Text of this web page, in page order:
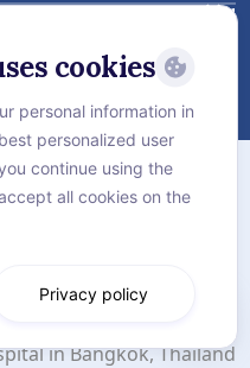
International
Hospital
الخريطة
سياسة الخصوصية
| JCI Accredited
in Bangkok, Thailand
العربية
cookies
personal information in
personalized user
continue using the
all cookies on the
Privacy policy